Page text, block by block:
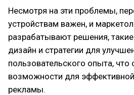
Несмотря на эти проблемы,
устройствам важен, и
разрабатывают решения,
дизайн и стратегии для
пользовательского опыта, что
возможности для
рекламы.